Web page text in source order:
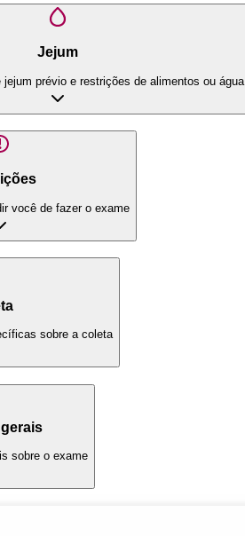
Jejum
prévio e restrições de alimentos ou água
você de fazer o exame
sobre a coleta
sobre o exame